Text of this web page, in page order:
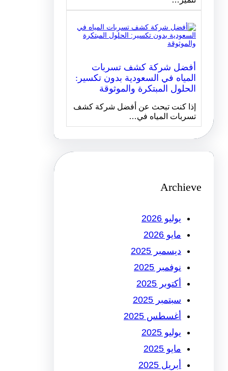
أفضل شركة كشف تسربات
المياه في السعودية بدون تكسير:
الحلول المبتكرة والموثوقة
إذا كنت تبحث عن أفضل شركة كشف
تسربات المياه في…
Archieve
يوليو 2026
مايو 2026
ديسمبر 2025
نوفمبر 2025
أكتوبر 2025
سبتمبر 2025
أغسطس 2025
يوليو 2025
مايو 2025
أبريل 2025